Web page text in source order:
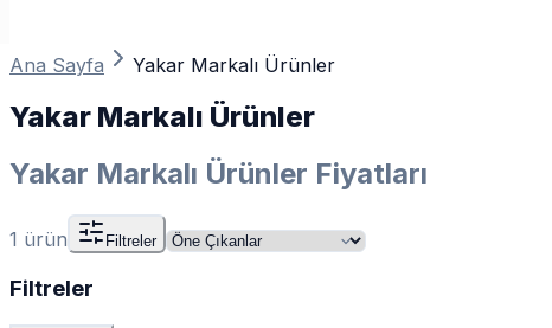
Ana Sayfa Yakar Markalı Ürünler
Yakar Markalı Ürünler
Yakar Markalı Ürünler Fiyatları
1 ürün Filtreler
Filtreler